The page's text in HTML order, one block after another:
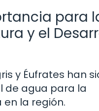
para
y el
y Éufrates han
de agua para la
la región.